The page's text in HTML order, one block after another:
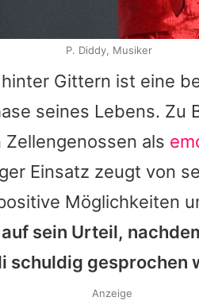
Gittern ist eine
seines Lebens. Zu
als
Einsatz zeugt von
Möglichkeiten
sein Urteil,
schuldig gesprochen
P. Diddy, Musiker
Anzeige